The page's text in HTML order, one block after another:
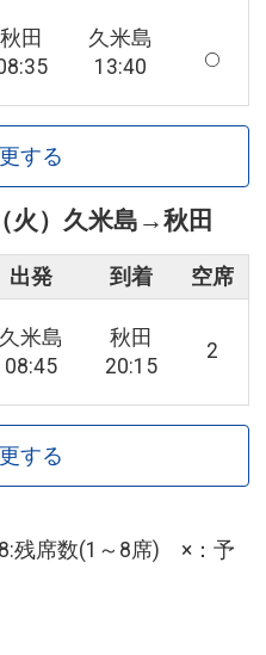
秋田
久米島
13:40
する
） 久米島 →秋田
出発 到着 空席
久米島
08:45
秋田
20:15
2
する
残席数(1～8席) ×：予